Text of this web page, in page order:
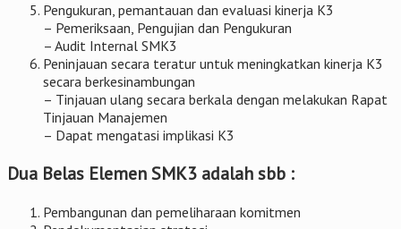
Pengukuran, pemantauan dan evaluasi kinerja K3
– Pemeriksaan, Pengujian dan Pengukuran
– Audit Internal SMK3
Peninjauan secara teratur untuk meningkatkan kinerja K3
secara berkesinambungan
– Tinjauan ulang secara berkala dengan melakukan Rapat
Tinjauan Manajemen
– Dapat mengatasi implikasi K3
Dua Belas Elemen SMK3 adalah sbb :
Pembangunan dan pemeliharaan komitmen